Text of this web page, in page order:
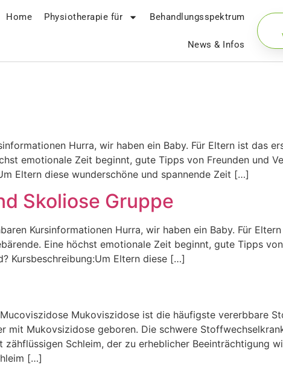
Home Physiotherapie für Behandlungsspektrum
News & Infos
Hurra, wir haben ein Baby. Für Eltern ist das
emotionale Zeit beginnt, gute Tipps von Freunden und
Eltern diese wunderschöne und spannende Zeit […]
Skoliose Gruppe
Kursinformationen Hurra, wir haben ein Baby. Für
Eine höchst emotionale Zeit beginnt, gute Tipps
Kursbeschreibung:Um Eltern diese […]
Mukoviszidose ist die häufigste vererbbare
mit Mukovsizidose geboren. Die schwere
Schleim, der zu erheblicher Beeinträchtigung
[…]